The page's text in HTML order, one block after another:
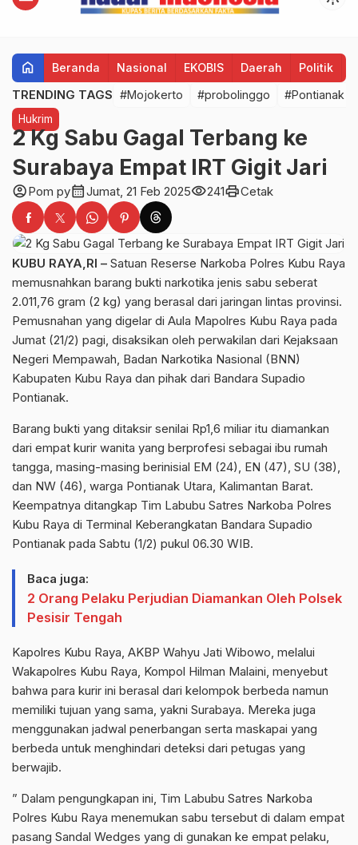
home Beranda Nasional EKOBIS Daerah Politik
TRENDING TAGS #Mojokerto #probolinggo #Pontianak
Hukrim
2 Kg Sabu Gagal Terbang ke
Surabaya Empat IRT Gigit Jari
account_circlePom pycalendar_monthJumat, 21 Feb 2025visibility241printCetak
KUBU RAYA,RI – Satuan Reserse Narkoba Polres Kubu Raya
memusnahkan barang bukti narkotika jenis sabu seberat
2.011,76 gram (2 kg) yang berasal dari jaringan lintas provinsi.
Pemusnahan yang digelar di Aula Mapolres Kubu Raya pada
Jumat (21/2) pagi, disaksikan oleh perwakilan dari Kejaksaan
Negeri Mempawah, Badan Narkotika Nasional (BNN)
Kabupaten Kubu Raya dan pihak dari Bandara Supadio
Pontianak.
Barang bukti yang ditaksir senilai Rp1,6 miliar itu diamankan
dari empat kurir wanita yang berprofesi sebagai ibu rumah
tangga, masing-masing berinisial EM (24), EN (47), SU (38),
dan NW (46), warga Pontianak Utara, Kalimantan Barat.
Keempatnya ditangkap Tim Labubu Satres Narkoba Polres
Kubu Raya di Terminal Keberangkatan Bandara Supadio
Pontianak pada Sabtu (1/2) pukul 06.30 WIB.
Baca juga:
2 Orang Pelaku Perjudian Diamankan Oleh Polsek
Pesisir Tengah
Kapolres Kubu Raya, AKBP Wahyu Jati Wibowo, melalui
Wakapolres Kubu Raya, Kompol Hilman Malaini, menyebut
bahwa para kurir ini berasal dari kelompok berbeda namun
memiliki tujuan yang sama, yakni Surabaya. Mereka juga
menggunakan jadwal penerbangan serta maskapai yang
berbeda untuk menghindari deteksi dari petugas yang
berwajib.
” Dalam pengungkapan ini, Tim Labubu Satres Narkoba
Polres Kubu Raya menemukan sabu tersebut di dalam empat
pasang Sandal Wedges yang di gunakan ke empat pelaku,